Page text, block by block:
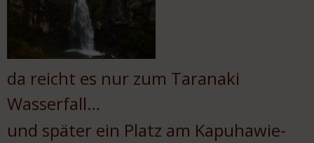
Impressum
Datenschutz
da reicht es nur zum Taranaki
Wasserfall…
und später ein Platz am Kapuhawie-